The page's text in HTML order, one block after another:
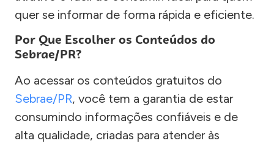
quer se informar de forma rápida e eficiente.
Por Que Escolher os Conteúdos do
Sebrae/PR?
Ao acessar os conteúdos gratuitos do
Sebrae/PR, você tem a garantia de estar
consumindo informações confiáveis e de
alta qualidade, criadas para atender às